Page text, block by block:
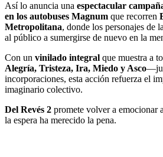
Así lo anuncia una espectacular
en los autobuses Magnum que recorren
Metropolitana, donde los personajes de
al público a sumergirse de nuevo en la
Con un vinilado integral que muestra a
Alegría, Tristeza, Ira, Miedo y Asco
incorporaciones, esta acción refuerza el
imaginario colectivo.
Del Revés 2 promete volver a emocionar
la espera ha merecido la pena.